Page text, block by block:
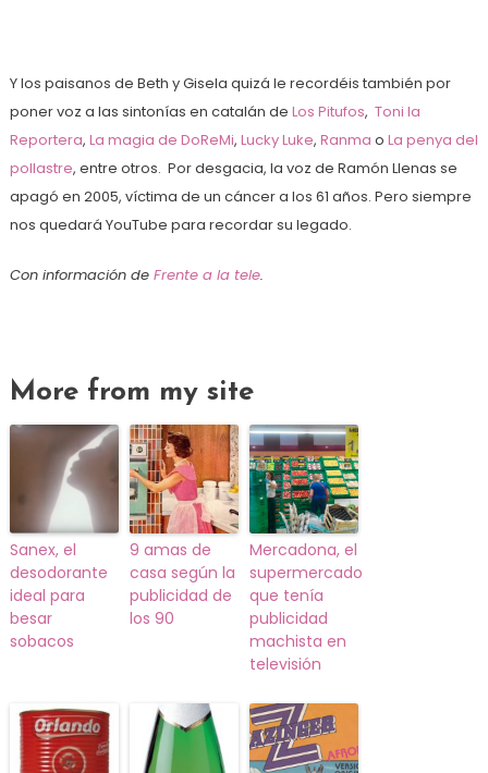
Y los paisanos de Beth y Gisela quizá le recordéis también por
poner voz a las sintonías en catalán de Los Pitufos, Toni la
Reportera, La magia de DoReMi, Lucky Luke, Ranma o La penya del
pollastre, entre otros. Por desgacia, la voz de Ramón Llenas se
apagó en 2005, víctima de un cáncer a los 61 años. Pero siempre
nos quedará YouTube para recordar su legado.
Con información de Frente a la tele.
More from my site
Sanex, el
desodorante
ideal para
besar
sobacos
9 amas de
casa según la
publicidad de
los 90
Mercadona, el
supermercado
que tenía
publicidad
machista en
televisión